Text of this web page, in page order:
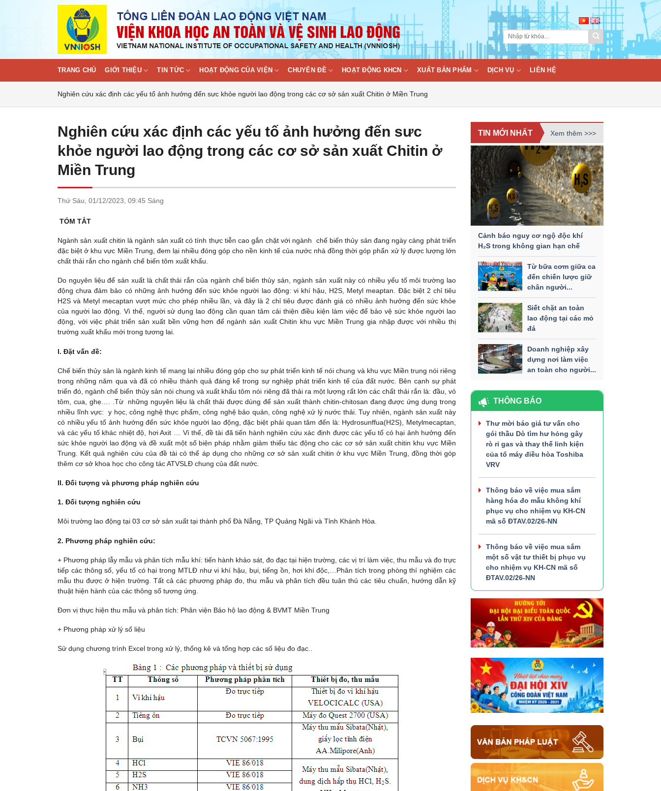
TRANG CHỦ GIỚI THIỆU TIN TỨC HOẠT ĐỘNG CỦA VIỆN CHUYÊN ĐỀ HOẠT ĐỘNG KHCN XUẤT BẢN PHẨM DỊCH VỤ LIÊN HỆ
Nghiên cứu xác định các yếu tố ảnh hưởng đến sưc khỏe người lao động trong các cơ sở sản xuất Chitin ở Miền Trung
Nghiên cứu xác định các yếu tố ảnh hưởng đến sưc
khỏe người lao động trong các cơ sở sản xuất Chitin ở
Miền Trung
Thứ Sáu, 01/12/2023, 09:45 Sáng
TÓM TẮT
Ngành sản xuất chitin là ngành sản xuất có tính thực tiễn cao gắn chặt với ngành chế biến thủy sản đang ngày càng phát triển
đặc biệt ở khu vực Miền Trung, đem lại nhiều đóng góp cho nền kinh tế của nước nhà đồng thời góp phẩn xử lý được lượng lớn
chất thải rắn cho ngành chế biến tôm xuất khẩu.
Do nguyên liệu để sản xuất là chất thải rắn của ngành chế biến thủy sản, ngành sản xuất này có nhiều yếu tố môi trường lao
động chưa đảm bảo có những ảnh hưởng đến sức khỏe người lao động: vi khí hậu, H2S, Metyl meaptan. Đặc biệt 2 chỉ tiêu
H2S và Metyl mecaptan vượt mức cho phép nhiều lần, và đây là 2 chỉ tiêu được đánh giá có nhiều ảnh hưởng đến sức khỏe
của người lao động. Vì thế, người sử dụng lao động cần quan tâm cải thiện điều kiện làm việc để bảo vệ sức khỏe người lao
động, với việc phát triển sản xuất bền vững hơn để ngành sản xuất Chitin khu vực Miền Trung gia nhập được với nhiều thị
trường xuất khẩu mới trong tương lai.
I. Đặt vấn đề:
Chế biến thủy sản là ngành kinh tế mang lại nhiều đóng góp cho sự phát triển kinh tế nói chung và khu vực Miền trung nói riêng
trong những năm qua và đã có nhiều thành quả đáng kể trong sự nghiệp phát triển kinh tế của đất nước. Bên cạnh sự phát
triển đó, ngành chế biến thủy sản nói chung và xuất khẩu tôm nói riêng đã thải ra một lượng rất lớn các chất thải rắn là: đầu, vỏ
tôm, cua, ghẹ…. .Từ những nguyên liệu là chất thải được dùng để sản xuất thành chitin-chitosan đang được ứng dụng trong
nhiều lĩnh vực: y học, công nghệ thực phẩm, công nghệ bảo quản, công nghệ xử lý nước thải. Tuy nhiên, ngành sản xuất này
có nhiều yếu tố ảnh hưởng đến sức khỏe người lao động, đặc biệt phải quan tâm đến là: Hydrosunffua(H2S), Metylmecaptan,
và các yếu tố khác nhiệt độ, hơi Axit … Vì thế, đề tài đã tiến hành nghiên cứu xác định được các yếu tố có hại ảnh hưởng đến
sức khỏe người lao động và đề xuất một số biện pháp nhằm giảm thiểu tác động cho các cơ sở sản xuất chitin khu vực Miền
Trung. Kết quả nghiên cứu của đề tài có thể áp dụng cho những cơ sở sản xuất chitin ở khu vực Miền Trung, đồng thời góp
thêm cơ sở khoa học cho công tác ATVSLĐ chung của đất nước.
II. Đối tượng và phương pháp nghiên cứu
1. Đối tượng nghiên cứu
Môi trường lao động tại 03 cơ sở sản xuất tại thành phố Đà Nẵng, TP Quảng Ngãi và Tỉnh Khánh Hòa.
2. Phương pháp nghiên cứu:
+ Phương pháp lẫy mẫu và phân tích mẫu khí: tiến hành khảo sát, đo đạc tại hiện trường, các vị trí làm việc, thu mẫu và đo trực
tiếp các thông số, yếu tố có hại trong MTLĐ như vi khí hậu, bụi, tiếng ồn, hơi khí độc,…Phân tích trong phòng thí nghiệm các
mẫu thu được ở hiện trường. Tất cả các phương pháp đo, thu mẫu và phân tích đều tuân thủ các tiêu chuẩn, hướng dẫn kỹ
thuật hiện hành của các thông số tương ứng.
Đơn vị thực hiện thu mẫu và phân tích: Phân viện Bảo hộ lao động & BVMT Miền Trung
+ Phương pháp xử lý số liệu
Sử dụng chương trình Excel trong xử lý, thống kê và tổng hợp các số liệu đo đạc..
TIN MỚI NHẤT Xem thêm >>>
Cảnh báo nguy cơ ngộ độc khí
H₂S trong không gian hạn chế
Từ bữa cơm giữa ca
đến chiến lược giữ
chân người...
Siết chặt an toàn
lao động tại các mỏ
đá
Doanh nghiệp xây
dựng nơi làm việc
an toàn cho người...
THÔNG BÁO
Thư mời báo giá tư vấn cho
gói thầu Dò tìm hư hỏng gây
rò rỉ gas và thay thế linh kiện
của tổ máy điều hòa Toshiba
VRV
Thông báo về việc mua sắm
hàng hóa đo mẫu không khí
phục vụ cho nhiệm vụ KH-CN
mã số ĐTAV.02/26-NN
Thông báo về việc mua sắm
một số vật tư thiết bị phục vụ
cho nhiệm vụ KH-CN mã số
ĐTAV.02/26-NN